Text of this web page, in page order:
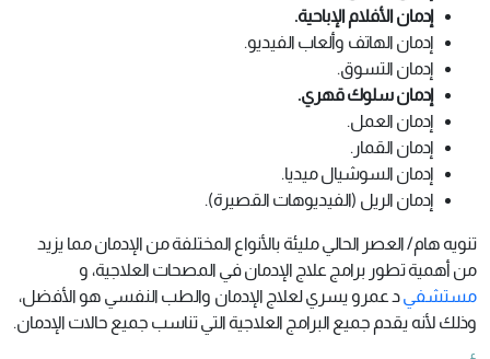
إدمان الأفلام الإباحية.
إدمان الهاتف وألعاب الفيديو.
إدمان التسوق.
إدمان سلوك قهري.
إدمان العمل.
إدمان القمار.
إدمان السوشيال ميديا.
إدمان الريل (الفيديوهات القصيرة).
تنويه هام/ العصر الحالي مليئة بالأنواع المختلفة من الإدمان مما يزيد
من أهمية تطور برامج علاج الإدمان في المصحات العلاجية، و
مستشفيد عمرو يسري لعلاج الإدمان والطب النفسي هو الأفضل،
وذلك لأنه يقدم جميع البرامج العلاجية التي تناسب جميع حالات الإدمان.